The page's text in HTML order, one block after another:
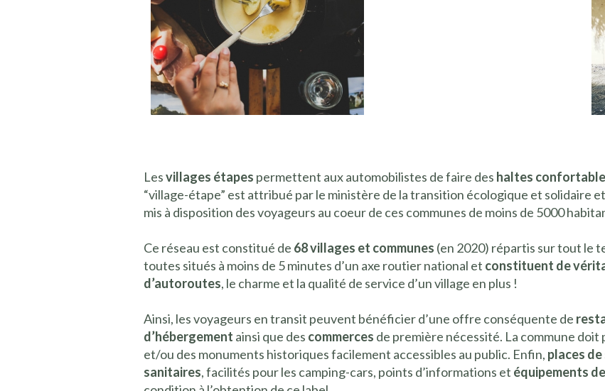
Lesvillages étapes permettent aux automobilistes de faire des haltes
“village-étape” est attribué par le ministère de la transition écologique et solidaire
mis à disposition des voyageurs au coeur de ces communes de moins de 5000
Ce réseau est constitué de 68 villages et communes (en 2020) répartis sur tout le
toutes situés à moins de 5 minutes d’un axe routier national et constituent de
d’autoroutes, le charme et la qualité de service d’un village en plus !
Ainsi, les voyageurs en transit peuvent bénéficier d’une offre conséquente de
d’hébergement ainsi que des commerces de première nécessité. La commune
et/ou des monuments historiques facilement accessibles au public. Enfin, places
sanitaires, facilités pour les camping-cars, points d’informations et équipements